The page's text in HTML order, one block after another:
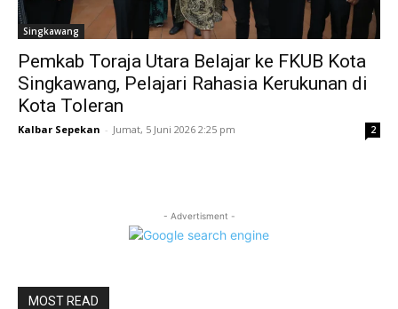
Singkawang
Pemkab Toraja Utara Belajar ke FKUB Kota
Singkawang, Pelajari Rahasia Kerukunan di
Kota Toleran
Kalbar Sepekan - Jumat, 5 Juni 2026 2:25 pm 2
- Advertisment -
MOST READ